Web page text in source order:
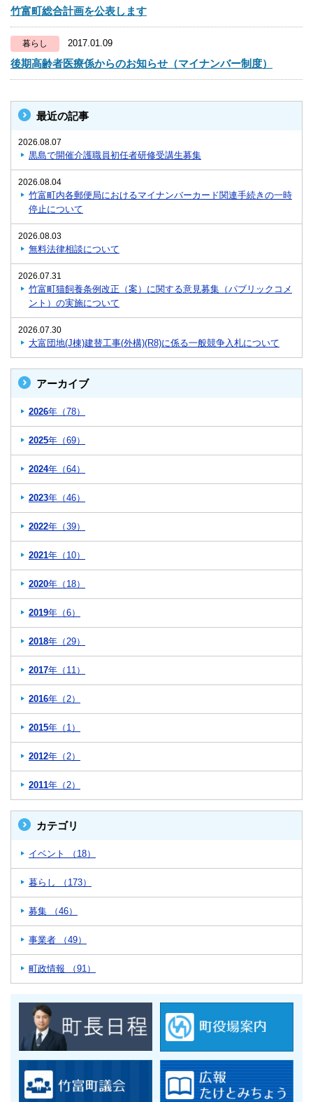
竹富町総合計画を公表します
暮らし 2017.01.09
後期高齢者医療係からのお知らせ（マイナンバー制度）
最近の記事
2026.08.07
黒島で開催介護職員初任者研修受講生募集
2026.08.04
竹富町内各郵便局におけるマイナンバーカード関連手続きの一時
停止について
2026.08.03
無料法律相談について
2026.07.31
竹富町猫飼養条例改正（案）に関する意見募集（パブリックコメ
ント）の実施について
2026.07.30
大富団地(J棟)建替工事(外構)(R8)に係る一般競争入札について
アーカイブ
2026年（78）
2025年（69）
2024年（64）
2023年（46）
2022年（39）
2021年（10）
2020年（18）
2019年（6）
2018年（29）
2017年（11）
2016年（2）
2015年（1）
2012年（2）
2011年（2）
カテゴリ
イベント （18）
暮らし （173）
募集 （46）
事業者 （49）
町政情報 （91）